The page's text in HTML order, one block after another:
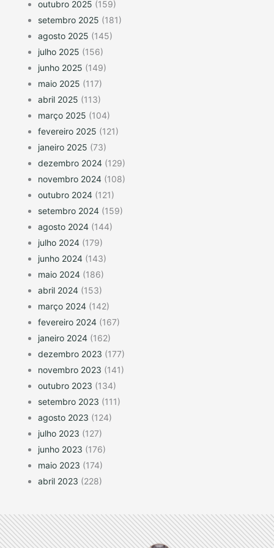
outubro 2025 (159)
setembro 2025 (181)
agosto 2025 (145)
julho 2025 (156)
junho 2025 (149)
maio 2025 (117)
abril 2025 (113)
março 2025 (104)
fevereiro 2025 (121)
janeiro 2025 (73)
dezembro 2024 (129)
novembro 2024 (108)
outubro 2024 (121)
setembro 2024 (159)
agosto 2024 (144)
julho 2024 (179)
junho 2024 (143)
maio 2024 (186)
abril 2024 (153)
março 2024 (142)
fevereiro 2024 (167)
janeiro 2024 (162)
dezembro 2023 (177)
novembro 2023 (141)
outubro 2023 (134)
setembro 2023 (111)
agosto 2023 (124)
julho 2023 (127)
junho 2023 (176)
maio 2023 (174)
abril 2023 (228)